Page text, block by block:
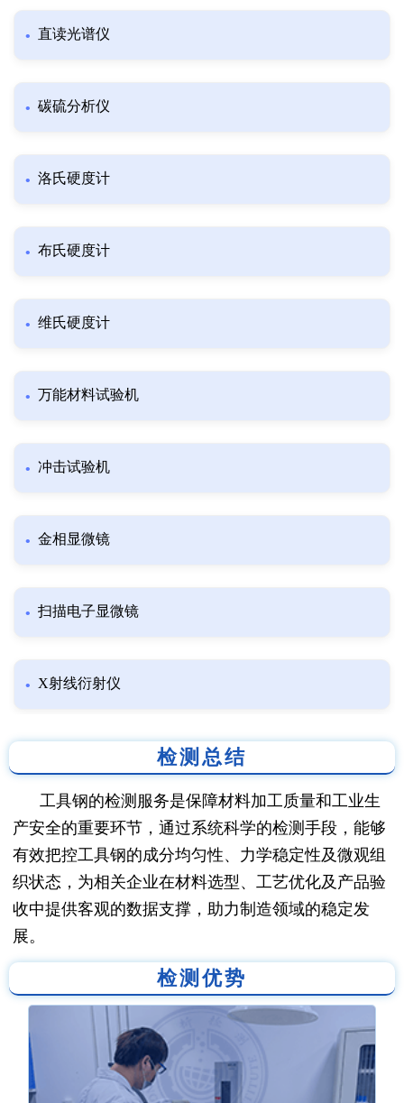
直读光谱仪
碳硫分析仪
洛氏硬度计
布氏硬度计
维氏硬度计
万能材料试验机
冲击试验机
金相显微镜
扫描电子显微镜
X射线衍射仪
检测总结
工具钢的检测服务是保障材料加工质量和工业生
产安全的重要环节，通过系统科学的检测手段，能够
有效把控工具钢的成分均匀性、力学稳定性及微观组
织状态，为相关企业在材料选型、工艺优化及产品验
收中提供客观的数据支撑，助力制造领域的稳定发
展。
检测优势